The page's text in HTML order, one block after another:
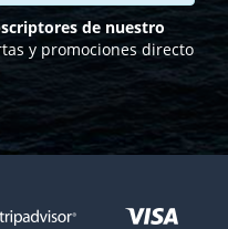
de nuestro
y promociones directo